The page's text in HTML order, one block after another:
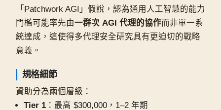
「Patchwork AGI」假說，認為通用人工智慧的能力
門檻可能率先由一群次 AGI 代理的協作而非單一系
統達成，這使得多代理安全研究具有更迫切的戰略
意義。
規格細節
資助分為兩個層級：
Tier 1 ：最高 $300,000，1–2 年期